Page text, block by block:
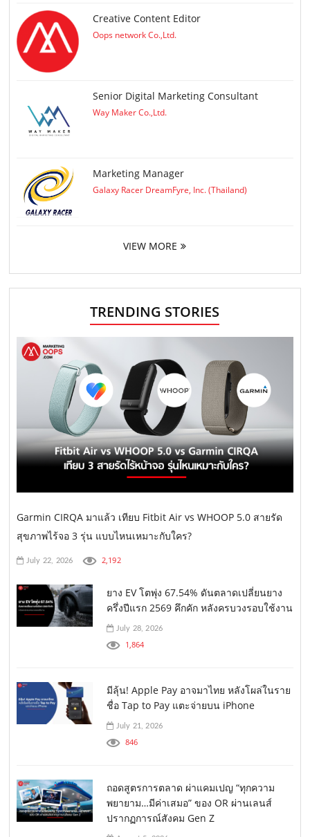
Creative Content Editor
Oops network Co.,Ltd.
Senior Digital Marketing Consultant
Way Maker Co.,Ltd.
Marketing Manager
Galaxy Racer DreamFyre, Inc. (Thailand)
VIEW MORE
TRENDING STORIES
Garmin CIRQA มาแล้ว เทียบ Fitbit Air vs WHOOP 5.0 สายรัด
สุขภาพไร้จอ 3 รุ่น แบบไหนเหมาะกับใคร?
July 22, 2026 2,192
ยาง EV โตพุ่ง 67.54% ดันตลาดเปลี่ยนยาง
ครึ่งปีแรก 2569 คึกคัก หลังครบวงรอบใช้งาน
July 28, 2026
1,864
มีลุ้น! Apple Pay อาจมาไทย หลังโผล่ในราย
ชื่อ Tap to Pay แตะจ่ายบน iPhone
July 21, 2026
846
ถอดสูตรการตลาด ผ่าแคมเปญ “ทุกความ
พยายาม…มีค่าเสมอ” ของ OR ผ่านเลนส์
ปรากฏการณ์สังคม Gen Z